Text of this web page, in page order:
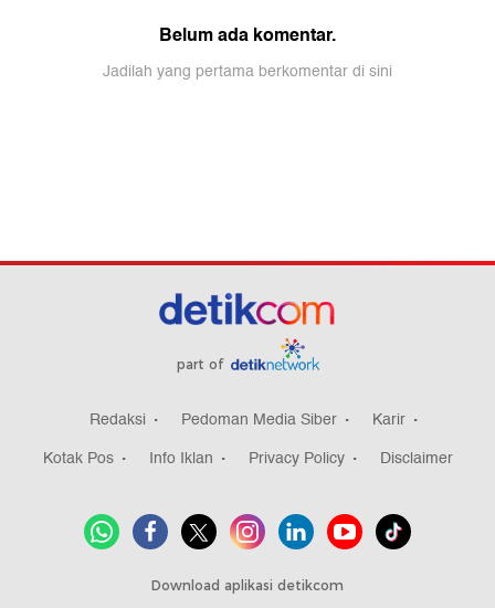
part of
Redaksi Pedoman Media Siber
Karir
Kotak Pos
Info Iklan Privacy Policy Disclaimer
Download aplikasi detikcom